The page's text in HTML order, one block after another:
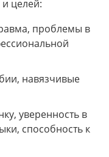
целей:
проблемы в
навязчивые
уверенность в
способность к